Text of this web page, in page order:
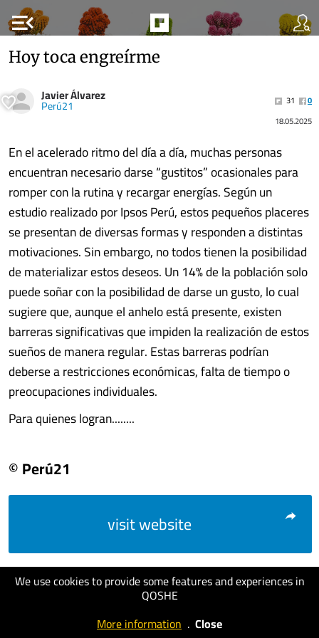
menu_open
We use cookies to provide some features and experiences in
QOSHE
More information . Close
Hoy toca engreírme
Javier Álvarez
Perú21 31
0
18.05.2025
En el acelerado ritmo del día a día, muchas personas
encuentran necesario darse “gustitos” ocasionales para
romper con la rutina y recargar energías. Según un
estudio realizado por Ipsos Perú, estos pequeños placeres
se presentan de diversas formas y responden a distintas
motivaciones. Sin embargo, no todos tienen la posibilidad
de materializar estos deseos. Un 14% de la población solo
puede soñar con la posibilidad de darse un gusto, lo cual
sugiere que, aunque el anhelo está presente, existen
barreras significativas que impiden la realización de estos
sueños de manera regular. Estas barreras podrían
deberse a restricciones económicas, falta de tiempo o
preocupaciones individuales.
Para quienes logran........
© Perú21
visit website